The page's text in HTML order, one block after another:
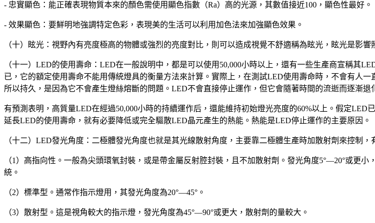
- 忠實顯色：能正確表現物質本來的顏色需使用顯色指數（Ra）高的光源，其數值接近100，顯色性最好。
- 效果顯色：要鮮明地強調特定色彩，表現美的生活可以利用加色法來加強顯色效果。
（十）眩光：視野內有亮度極高的物體或強烈的亮度對比，則可以造成視覺不舒適稱為眩光，眩光是影響
（十一）LED的使用壽命：LED在一般說明中，都是可以使用50,000小時以上，還有一些生產商宣稱其
已，它的額定使用壽命不能用傳統燈具的衡量方法來計算。實際上，在測試LED使用壽命時，不會有人
所以持久，是因為它不會產生燈絲熔斷的問題。LED不會直接停止運作，但它會隨著時間的流逝而逐漸退
有預測表明，高質量LED在經過50,000小時的持續運作后，還能維持初始燈光亮度的60%以上。假定
延長LED的使用壽命，就有必要降低或完全驅散LED晶元產生的熱能。熱能是LED停止運作的主要原因。
（十二）LED發光角度：二極體發光角度也就是其光線散射角度，主要靠二極體生產時加散射劑來控制，
（1）高指向性。一般為尖頭環氧封裝，或是帶金屬反射腔封裝，且不加散射劑。發光角度5°—20°或更
統。
（2）標準型。通常作指示燈用，其發光角度為20°—45°。
（3）散射型。這是視角較大的指示燈，發光角度為45°—90°或更大，散射劑的量較大。